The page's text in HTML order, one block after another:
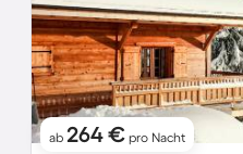
ab 264 € pro Nacht